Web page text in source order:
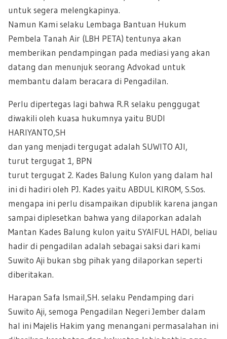
untuk segera melengkapinya.
Namun Kami selaku Lembaga Bantuan Hukum
Pembela Tanah Air (LBH PETA) tentunya akan
memberikan pendampingan pada mediasi yang akan
datang dan menunjuk seorang Advokad untuk
membantu dalam beracara di Pengadilan.
Perlu dipertegas lagi bahwa R.R selaku penggugat
diwakili oleh kuasa hukumnya yaitu BUDI
HARIYANTO,SH
dan yang menjadi tergugat adalah SUWITO AJI,
turut tergugat 1, BPN
turut tergugat 2. Kades Balung Kulon yang dalam hal
ini di hadiri oleh PJ. Kades yaitu ABDUL KIROM, S.Sos.
mengapa ini perlu disampaikan dipublik karena jangan
sampai diplesetkan bahwa yang dilaporkan adalah
Mantan Kades Balung kulon yaitu SYAIFUL HADI, beliau
hadir di pengadilan adalah sebagai saksi dari kami
Suwito Aji bukan sbg pihak yang dilaporkan seperti
diberitakan.
Harapan Safa Ismail,SH. selaku Pendamping dari
Suwito Aji, semoga Pengadilan Negeri Jember dalam
hal ini Majelis Hakim yang menangani permasalahan ini